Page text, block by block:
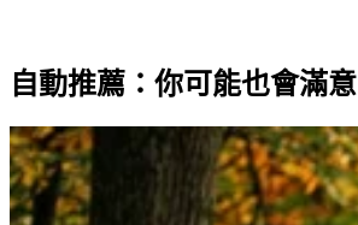
自動推薦：你可能也會滿意